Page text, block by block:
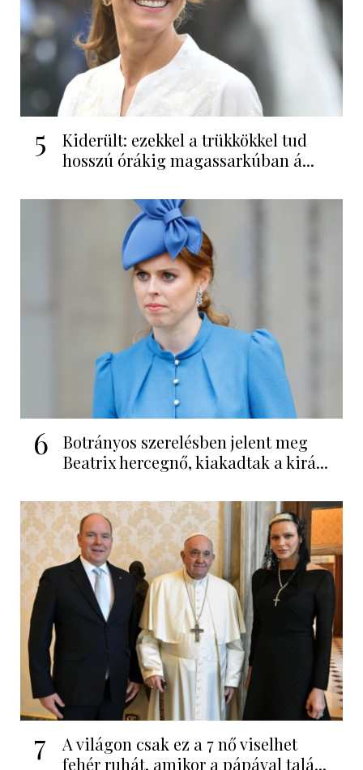
5
Kiderült: ezekkel a trükkökkel tud
hosszú órákig magassarkúban á...
6
Botrányos szerelésben jelent meg
Beatrix hercegnő, kiakadtak a kirá...
7
A világon csak ez a 7 nő viselhet
fehér ruhát, amikor a pápával talá...